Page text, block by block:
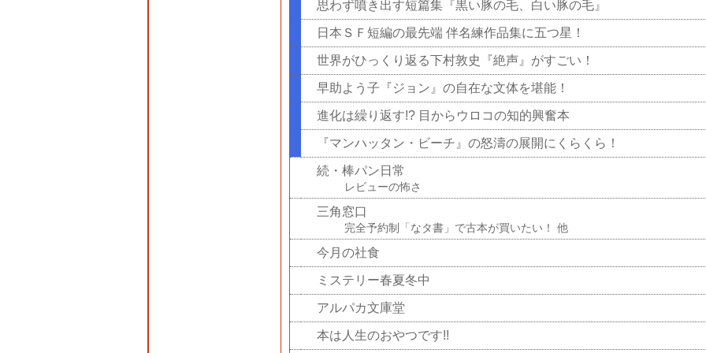
思わず噴き出す短篇集『黒い豚の毛、白い豚の毛』
日本ＳＦ短編の最先端 伴名練作品集に五つ星！
世界がひっくり返る下村敦史『絶声』がすごい！
早助よう子『ジョン』の自在な文体を堪能！
進化は繰り返す!? 目からウロコの知的興奮本
『マンハッタン・ビーチ』の怒濤の展開にくらくら！
続・棒パン日常
レビューの怖さ
三角窓口
完全予約制「なタ書」で古本が買いたい！ 他
今月の社食
ミステリー春夏冬中
アルパカ文庫堂
本は人生のおやつです!!